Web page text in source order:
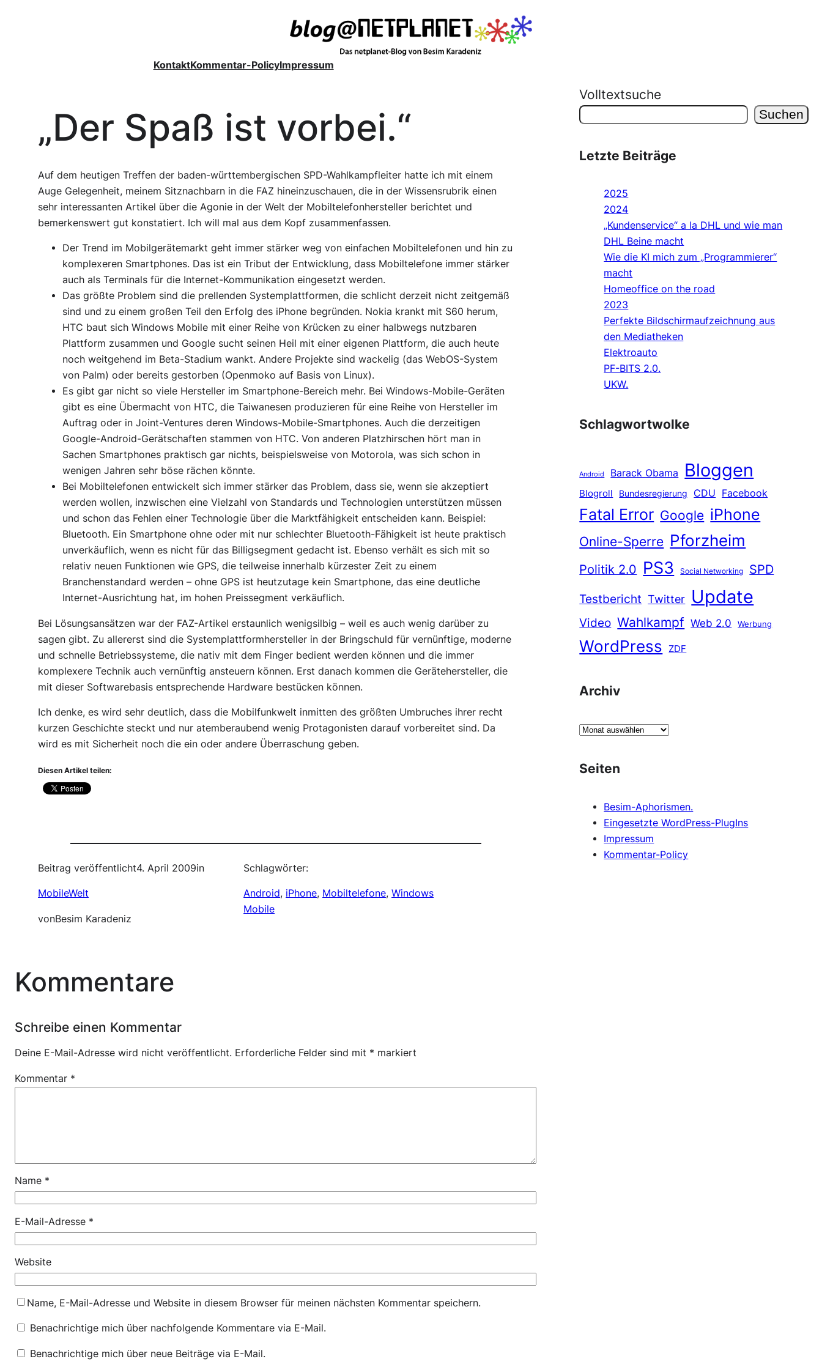
KontaktKommentar-PolicyImpressum
„Der Spaß ist vorbei.“
Auf dem heutigen Treffen der baden-württembergischen SPD-Wahlkampfleiter hatte ich mit einem
Auge Gelegenheit, meinem Sitznachbarn in die FAZ hineinzuschauen, die in der Wissensrubrik einen
sehr interessanten Artikel über die Agonie in der Welt der Mobiltelefonhersteller berichtet und
bemerkenswert gut konstatiert. Ich will mal aus dem Kopf zusammenfassen.
Der Trend im Mobilgerätemarkt geht immer stärker weg von einfachen Mobiltelefonen und hin zu
komplexeren Smartphones. Das ist ein Tribut der Entwicklung, dass Mobiltelefone immer stärker
auch als Terminals für die Internet-Kommunikation eingesetzt werden.
Das größte Problem sind die prellenden Systemplattformen, die schlicht derzeit nicht zeitgemäß
sind und zu einem großen Teil den Erfolg des iPhone begründen. Nokia krankt mit S60 herum,
HTC baut sich Windows Mobile mit einer Reihe von Krücken zu einer halbwegs nutzbaren
Plattform zusammen und Google sucht seinen Heil mit einer eigenen Plattform, die auch heute
noch weitgehend im Beta-Stadium wankt. Andere Projekte sind wackelig (das WebOS-System
von Palm) oder bereits gestorben (Openmoko auf Basis von Linux).
Es gibt gar nicht so viele Hersteller im Smartphone-Bereich mehr. Bei Windows-Mobile-Geräten
gibt es eine Übermacht von HTC, die Taiwanesen produzieren für eine Reihe von Hersteller im
Auftrag oder in Joint-Ventures deren Windows-Mobile-Smartphones. Auch die derzeitigen
Google-Android-Gerätschaften stammen von HTC. Von anderen Platzhirschen hört man in
Sachen Smartphones praktisch gar nichts, beispielsweise von Motorola, was sich schon in
wenigen Jahren sehr böse rächen könnte.
Bei Mobiltelefonen entwickelt sich immer stärker das Problem, dass sie, wenn sie akzeptiert
werden wollen, inzwischen eine Vielzahl von Standards und Technologien unterstützen müssen
und schon das Fehlen einer Technologie über die Marktfähigkeit entscheiden kann. Beispiel:
Bluetooth. Ein Smartphone ohne oder mit nur schlechter Bluetooth-Fähigkeit ist heute praktisch
unverkäuflich, wenn es nicht für das Billigsegment gedacht ist. Ebenso verhält es sich mit so
relativ neuen Funktionen wie GPS, die teilweise innerhalb kürzester Zeit zu einem
Branchenstandard werden – ohne GPS ist heutzutage kein Smartphone, das eine deutliche
Internet-Ausrichtung hat, im hohen Preissegment verkäuflich.
Bei Lösungsansätzen war der FAZ-Artikel erstaunlich wenigsilbig – weil es auch wenig darüber zu
sagen gibt. Zu allererst sind die Systemplattformhersteller in der Bringschuld für vernünftige, moderne
und schnelle Betriebssysteme, die nativ mit dem Finger bedient werden können und die immer
komplexere Technik auch vernünftig ansteuern können. Erst danach kommen die Gerätehersteller, die
mit dieser Softwarebasis entsprechende Hardware bestücken können.
Ich denke, es wird sehr deutlich, dass die Mobilfunkwelt inmitten des größten Umbruches ihrer recht
kurzen Geschichte steckt und nur atemberaubend wenig Protagonisten darauf vorbereitet sind. Da
wird es mit Sicherheit noch die ein oder andere Überraschung geben.
Diesen Artikel teilen:
Beitrag veröffentlicht4. April 2009in
MobileWelt
vonBesim Karadeniz
Schlagwörter:
Android, iPhone, Mobiltelefone, Windows
Mobile
Kommentare
Schreibe einen Kommentar
Deine E-Mail-Adresse wird nicht veröffentlicht. Erforderliche Felder sind mit * markiert
Kommentar *
Name *
E-Mail-Adresse *
Website
Name, E-Mail-Adresse und Website in diesem Browser für meinen nächsten Kommentar speichern.
Benachrichtige mich über nachfolgende Kommentare via E-Mail.
Benachrichtige mich über neue Beiträge via E-Mail.
Volltextsuche
Suchen
Letzte Beiträge
2025
2024
„Kundenservice“ a la DHL und wie man
DHL Beine macht
Wie die KI mich zum „Programmierer“
macht
Homeoffice on the road
2023
Perfekte Bildschirmaufzeichnung aus
den Mediatheken
Elektroauto
PF-BITS 2.0.
UKW.
Schlagwortwolke
Android Barack Obama Bloggen
Blogroll Bundesregierung CDU Facebook
Fatal Error Google iPhone
Online-Sperre Pforzheim
Politik 2.0 PS3 Social Networking
SPD
Testbericht Twitter Update
Video Wahlkampf Web 2.0 Werbung
WordPress ZDF
Archiv
A
h
Seiten
Besim-Aphorismen.
Eingesetzte WordPress-PlugIns
Impressum
Kommentar-Policy